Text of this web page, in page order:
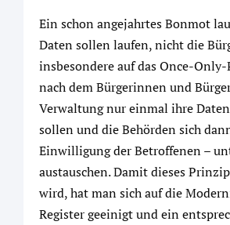
Ein schon angejahrtes Bonmot
Daten sollen laufen, nicht die
insbesondere auf das Once-
nach dem Bürgerinnen und
Verwaltung nur einmal ihre
sollen und die Behörden sich
Einwilligung der Betroffenen –
austauschen. Damit dieses
wird, hat man sich auf die
Register geeinigt und ein